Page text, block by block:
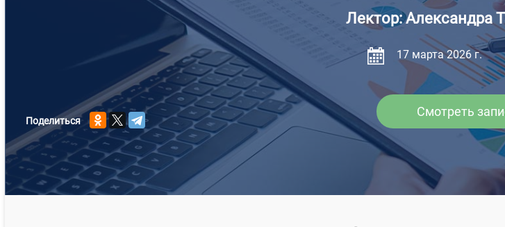
Лектор:
17 марта 2026 г.
Смотреть
Поделиться